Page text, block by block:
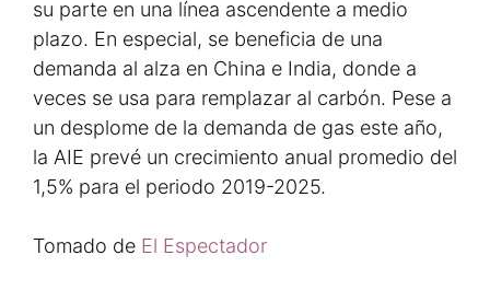
su parte en una línea ascendente a medio
plazo. En especial, se beneficia de una
demanda al alza en China e India, donde a
veces se usa para remplazar al carbón. Pese a
un desplome de la demanda de gas este año,
la AIE prevé un crecimiento anual promedio del
1,5% para el periodo 2019-2025.
Tomado de El Espectador